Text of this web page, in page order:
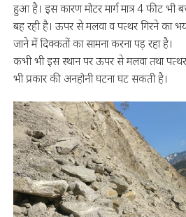
हुआ है। इस कारण मोटर मार्ग मात्र 4 फीट भी
बह रही है। ऊपर से मलवा व पत्थर गिरने का
जाने में दिक्कतों का सामना करना पड़ रहा है।
कभी भी इस स्थान पर ऊपर से मलवा तथा
भी प्रकार की अनहोनी घटना घट सकती है।